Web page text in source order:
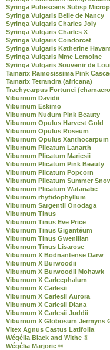
Syringa Pubescens Subsp
Syringa Vulgaris Belle de Nancy
Syringa Vulgaris Charles Joly
Syringa Vulgaris Charles X
Syringa Vulgaris Condorcet
Syringa Vulgaris Katherine
Syringa Vulgaris Mme Lemoine
Syringa Vulgaris Souvenir de
Tamarix Ramosissima Pink
Tamarix Tetrandra (africana)
Trachycarpus Fortunei
Viburnum Davidii
Viburnum Eskimo
Viburnum Nudum Pink Beauty
Viburnum Opulus Harvest Gold
Viburnum Opulus Roseum
Viburnum Opulus Xanthocarpum
Viburnum Plicatum Lanarth
Viburnum Plicatum Mariesii
Viburnum Plicatum Pink Beauty
Viburnum Plicatum Popcorn
Viburnum Plicatum Summer
Viburnum Plicatum Watanabe
Viburnum rhytidophyllum
Viburnum Sargentii Onodaga
Viburnum Tinus
Viburnum Tinus Eve Price
Viburnum Tinus Gigantéum
Viburnum Tinus Gwenllian
Viburnum Tinus Lisarose
Viburnum X Bodnantense Darw
Viburnum X Burwoodii
Viburnum X Burwoodii Mohawk
Viburnum X Carlcephalum
Viburnum X Carlesii
Viburnum X Carlesii Aurora
Viburnum X Carlesii Diana
Viburnum X Carlesii Juddii
Viburnum X Globosum Jermyns
Vitex Agnus Castus Latifolia
Wégélia Black and Withe ®
Wégélia Marjorie ®